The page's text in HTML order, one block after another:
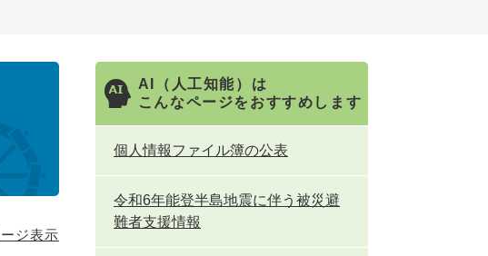
ジ表示
AI（人工知能）は
こんなページをおすすめします
個人情報ファイル簿の公表
令和6年能登半島地震に伴う被災避
難者支援情報